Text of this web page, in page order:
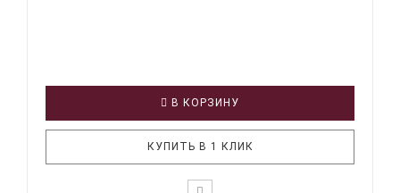
В КОРЗИНУ
КУПИТЬ В 1 КЛИК